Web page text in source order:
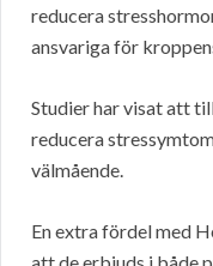
reducera
ansvariga för
Studier har visat att
reducera
välmående.
En extra fördel med